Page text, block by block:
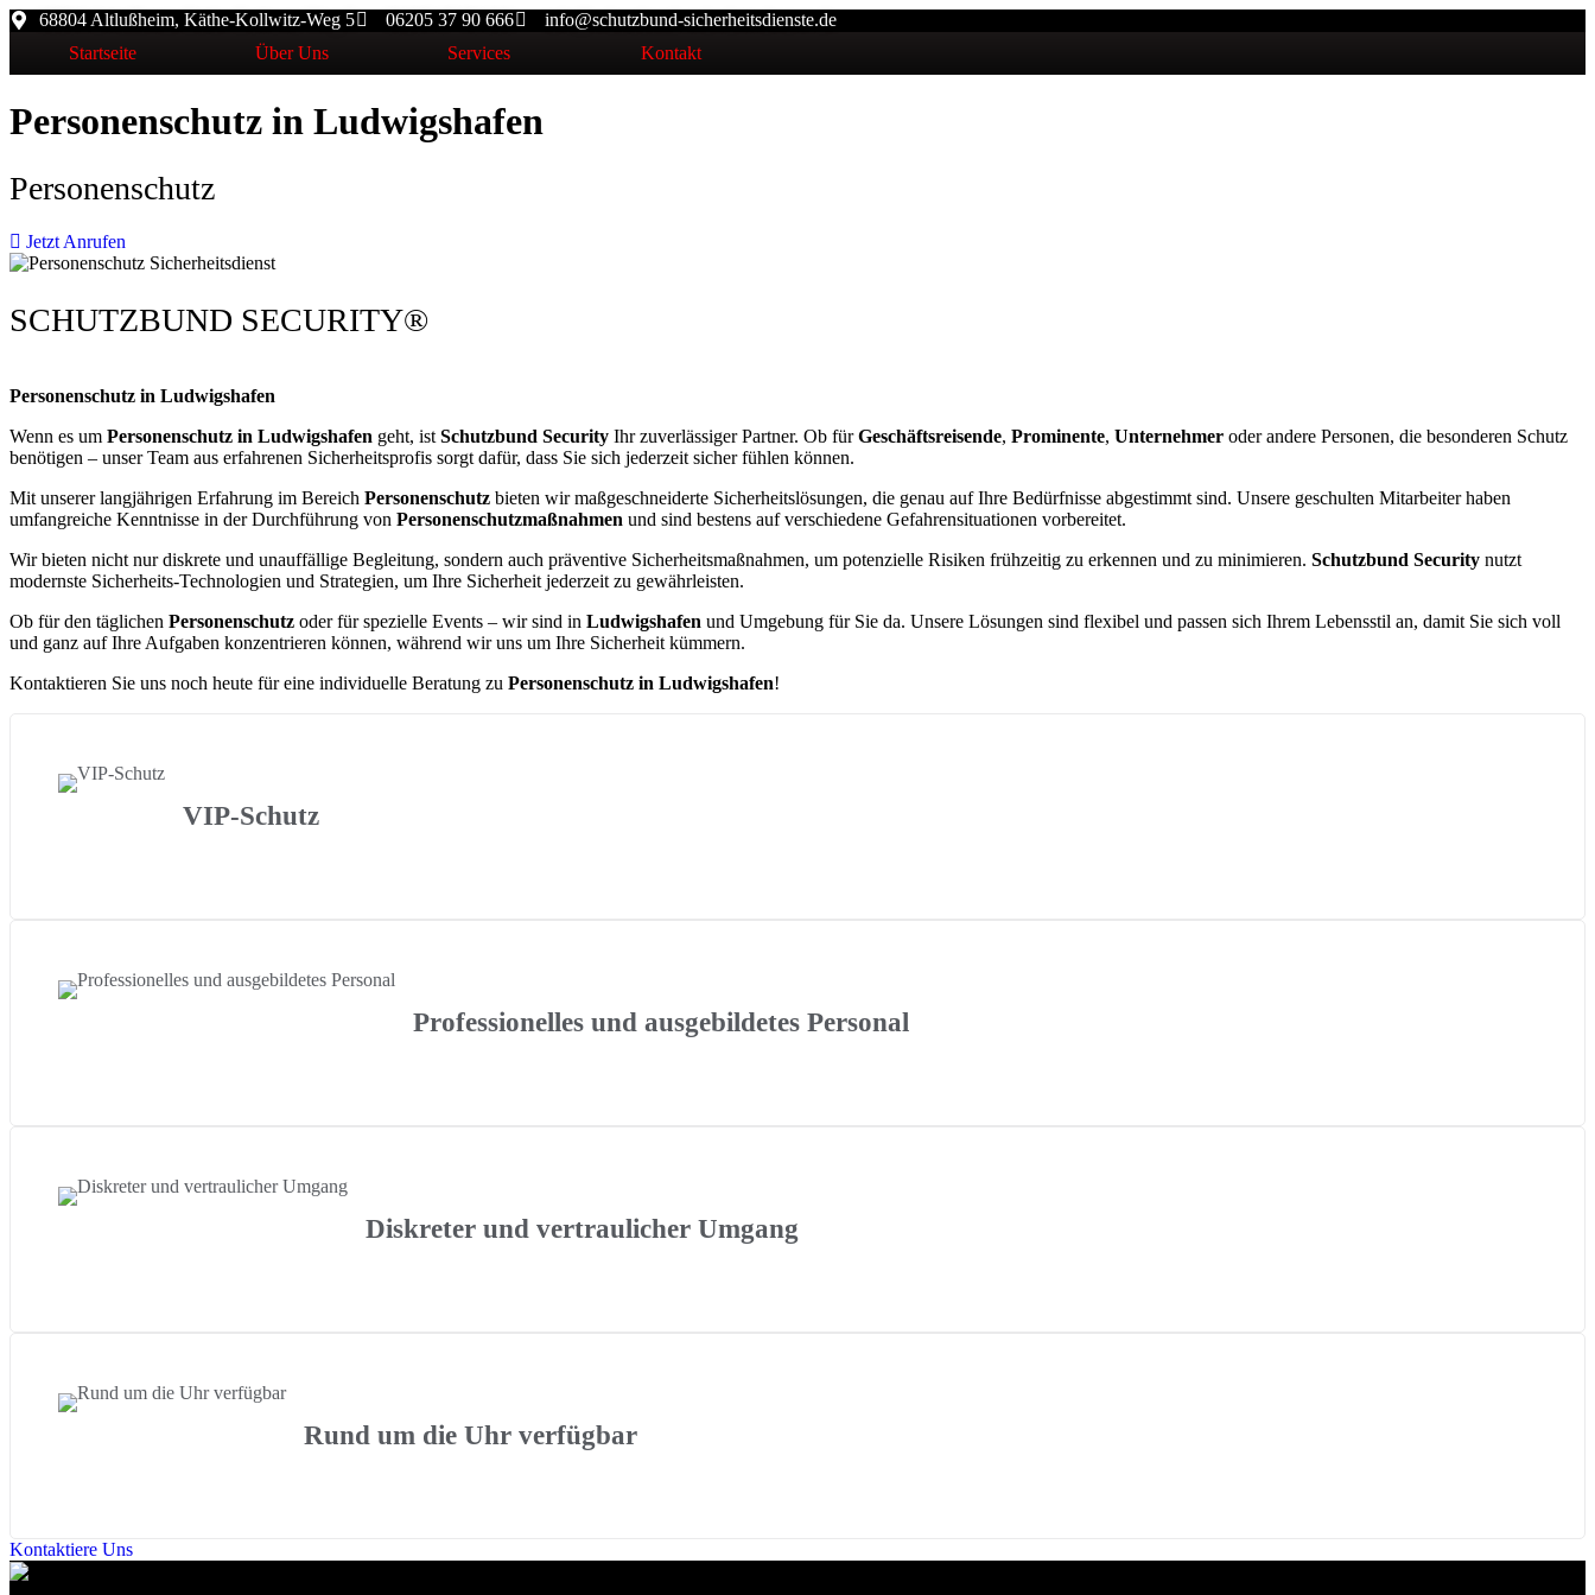
68804 Altlußheim, Käthe-Kollwitz-Weg 5 06205 37 90 666
info@schutzbund-sicherheitsdienste.de
Startseite
Über Uns Services Kontakt
Personenschutz in Ludwigshafen
Personenschutz
Jetzt Anrufen
SCHUTZBUND SECURITY®
Personenschutz in Ludwigshafen
Wenn es um Personenschutz in Ludwigshafen geht, ist Schutzbund Security Ihr zuverlässiger Partner. Ob fürGeschäftsreisende, Prominente, Unternehmer oder andere Personen, die besonderen Schutz
benötigen – unser Team aus erfahrenen Sicherheitsprofis sorgt dafür, dass Sie sich jederzeit sicher fühlen können.
Mit unserer langjährigen Erfahrung im Bereich Personenschutz bieten wir maßgeschneiderte Sicherheitslösungen, die genau auf Ihre Bedürfnisse abgestimmt sind. Unsere geschulten Mitarbeiter haben
umfangreiche Kenntnisse in der Durchführung von Personenschutzmaßnahmen und sind bestens auf verschiedene Gefahrensituationen vorbereitet.
Wir bieten nicht nur diskrete und unauffällige Begleitung, sondern auch präventive Sicherheitsmaßnahmen, um potenzielle Risiken frühzeitig zu erkennen und zu minimieren. Schutzbund Security nutzt
modernste Sicherheits-Technologien und Strategien, um Ihre Sicherheit jederzeit zu gewährleisten.
Ob für den täglichen Personenschutz oder für spezielle Events – wir sind in Ludwigshafen und Umgebung für Sie da. Unsere Lösungen sind flexibel und passen sich Ihrem Lebensstil an, damit Sie sich voll
und ganz auf Ihre Aufgaben konzentrieren können, während wir uns um Ihre Sicherheit kümmern.
Kontaktieren Sie uns noch heute für eine individuelle Beratung zu Personenschutz in Ludwigshafen!
VIP-Schutz
Professionelles und ausgebildetes Personal
Diskreter und vertraulicher Umgang
Rund um die Uhr verfügbar
Kontaktiere Uns